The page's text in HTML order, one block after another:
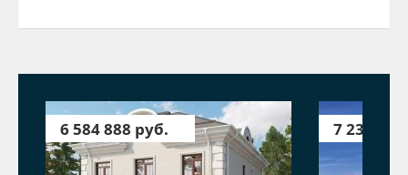
6 584 888 руб. 7 233